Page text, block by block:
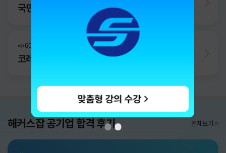
국민건강보험공단 합격지원반
📣 600명 채용 시작! 공개 경쟁·고졸 채용 하나로 완성
코레일 합격지원반
해커스잡공기업 합격 후기 전체보기 >